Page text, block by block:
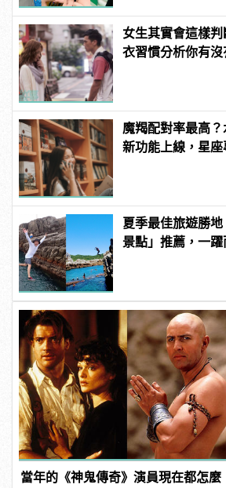
女生其實會這樣
衣習慣分析你有
魔羯配對率最高
新功能上線，星座
夏季最佳旅遊勝
景點」推薦，一躍
當年的《神鬼傳奇》演員現在都怎麼